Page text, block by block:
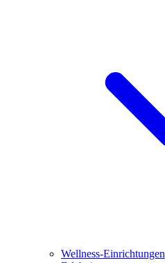
Wellness-Einrichtungen